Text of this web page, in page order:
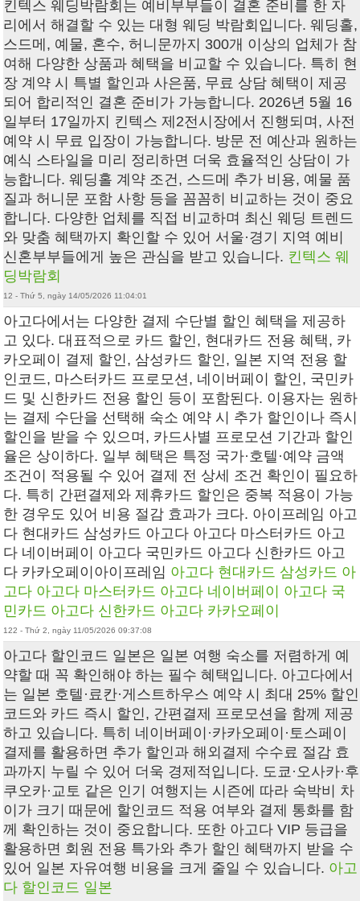
킨텍스 웨딩박람회는 예비부부들이 결혼 준비를 한 자
리에서 해결할 수 있는 대형 웨딩 박람회입니다. 웨딩홀,
스드메, 예물, 혼수, 허니문까지 300개 이상의 업체가 참
여해 다양한 상품과 혜택을 비교할 수 있습니다. 특히 현
장 계약 시 특별 할인과 사은품, 무료 상담 혜택이 제공
되어 합리적인 결혼 준비가 가능합니다. 2026년 5월 16
일부터 17일까지 킨텍스 제2전시장에서 진행되며, 사전
예약 시 무료 입장이 가능합니다. 방문 전 예산과 원하는
예식 스타일을 미리 정리하면 더욱 효율적인 상담이 가
능합니다. 웨딩홀 계약 조건, 스드메 추가 비용, 예물 품
질과 허니문 포함 사항 등을 꼼꼼히 비교하는 것이 중요
합니다. 다양한 업체를 직접 비교하며 최신 웨딩 트렌드
와 맞춤 혜택까지 확인할 수 있어 서울·경기 지역 예비
신혼부부들에게 높은 관심을 받고 있습니다. 킨텍스 웨
딩박람회
12 - Thứ 5, ngày 14/05/2026 11:04:01
아고다에서는 다양한 결제 수단별 할인 혜택을 제공하
고 있다. 대표적으로 카드 할인, 현대카드 전용 혜택, 카
카오페이 결제 할인, 삼성카드 할인, 일본 지역 전용 할
인코드, 마스터카드 프로모션, 네이버페이 할인, 국민카
드 및 신한카드 전용 할인 등이 포함된다. 이용자는 원하
는 결제 수단을 선택해 숙소 예약 시 추가 할인이나 즉시
할인을 받을 수 있으며, 카드사별 프로모션 기간과 할인
율은 상이하다. 일부 혜택은 특정 국가·호텔·예약 금액
조건이 적용될 수 있어 결제 전 상세 조건 확인이 필요하
다. 특히 간편결제와 제휴카드 할인은 중복 적용이 가능
한 경우도 있어 비용 절감 효과가 크다. 아이프레임 아고
다 현대카드 삼성카드 아고다 아고다 마스터카드 아고
다 네이버페이 아고다 국민카드 아고다 신한카드 아고
다 카카오페이아이프레임 아고다 현대카드 삼성카드 아
고다 아고다 마스터카드 아고다 네이버페이 아고다 국
민카드 아고다 신한카드 아고다 카카오페이
122 - Thứ 2, ngày 11/05/2026 09:37:08
아고다 할인코드 일본 은 일본 여행 숙소를 저렴하게 예
약할 때 꼭 확인해야 하는 필수 혜택입니다. 아고다에서
는 일본 호텔·료칸·게스트하우스 예약 시 최대 25% 할인
코드와 카드 즉시 할인, 간편결제 프로모션을 함께 제공
하고 있습니다. 특히 네이버페이·카카오페이·토스페이
결제를 활용하면 추가 할인과 해외결제 수수료 절감 효
과까지 누릴 수 있어 더욱 경제적입니다. 도쿄·오사카·후
쿠오카·교토 같은 인기 여행지는 시즌에 따라 숙박비 차
이가 크기 때문에 할인코드 적용 여부와 결제 통화를 함
께 확인하는 것이 중요합니다. 또한 아고다 VIP 등급을
활용하면 회원 전용 특가와 추가 할인 혜택까지 받을 수
있어 일본 자유여행 비용을 크게 줄일 수 있습니다. 아고
다 할인코드 일본